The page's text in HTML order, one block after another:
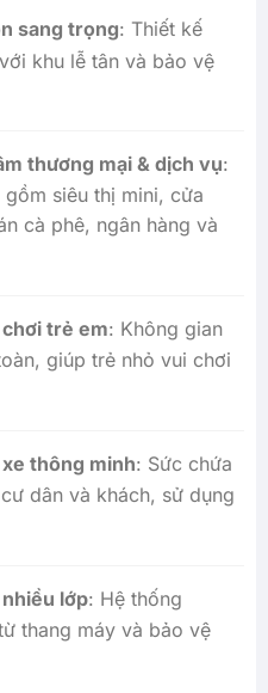
sang trọng: Thiết kế
khu lễ tân và bảo vệ
thương mại & dịch vụ:
siêu thị mini, cửa
cà phê, ngân hàng và
trẻ em: Không gian
giúp trẻ nhỏ vui chơi
thông minh: Sức chứa
dân và khách, sử dụng
lớp: Hệ thống
thang máy và bảo vệ